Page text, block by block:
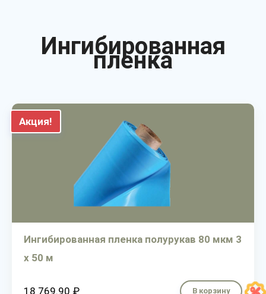
Ингибированная
пленка
Акция!
Ингибированная пленка полурукав 80 мкм 3
х 50 м
18 769.90 ₽ В корзину